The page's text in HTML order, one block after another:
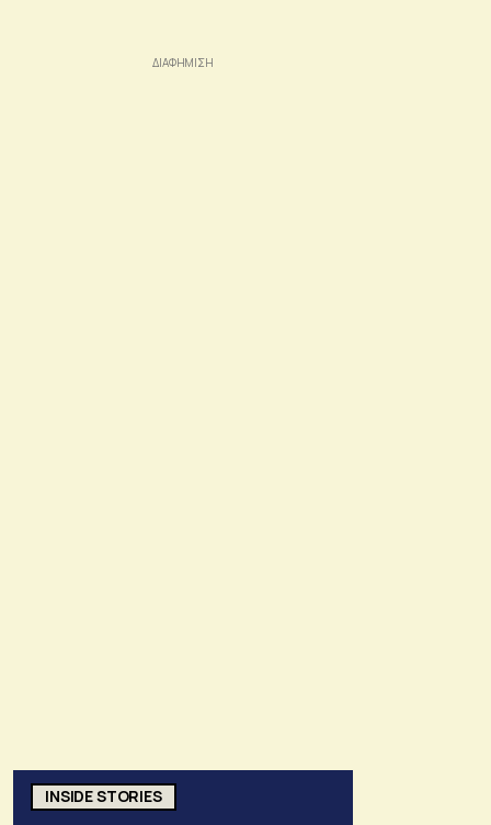
INSIDE STORIES